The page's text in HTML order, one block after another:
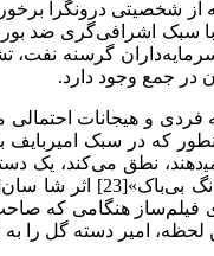
مارات[18] در فیلم «قاتل»[19]، و
سبک اشرافی‌گری ضد
گرسنه
فردی و هیجانات
نقش اول را داده‌اند
نطق می‌کند، یک
هنگامی که
لحظه، امیر دسته گل